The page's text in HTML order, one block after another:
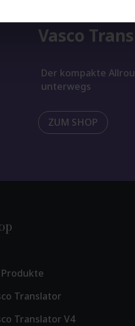
Vasco
Der kompakte
unterwegs
ZUM SHOP
Translator
Translator V4